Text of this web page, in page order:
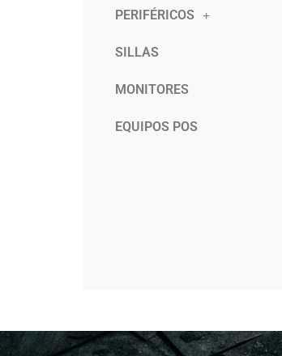
PERIFÉRICOS
SILLAS
MONITORES
EQUIPOS POS